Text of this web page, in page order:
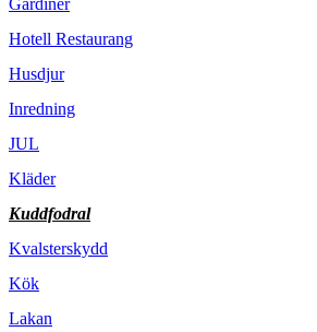
Gardiner
Hotell Restaurang
Husdjur
Inredning
JUL
Kläder
Kuddfodral
Kvalsterskydd
Kök
Lakan